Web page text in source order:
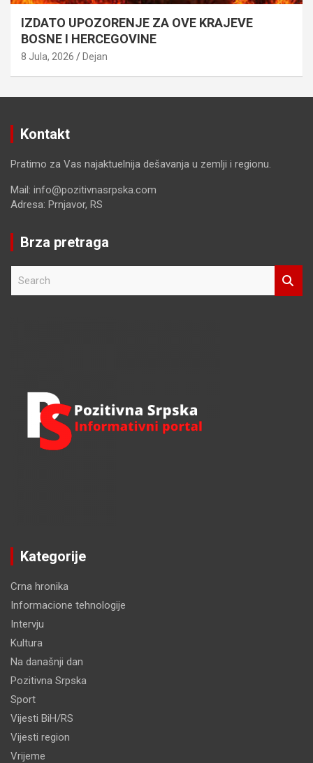
IZDATO UPOZORENJE ZA OVE KRAJEVE
BOSNE I HERCEGOVINE
8 Jula, 2026 Dejan
Kontakt
Pratimo za Vas najaktuelnija dešavanja u zemlji i regionu.
Mail: info@pozitivnasrpska.com
Adresa: Prnjavor, RS
Brza pretraga
Kategorije
Crna hronika
Informacione tehnologije
Intervju
Kultura
Na današnji dan
Pozitivna Srpska
Sport
Vijesti BiH/RS
Vijesti region
Vrijeme